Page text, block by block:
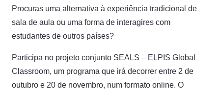
Procuras uma alternativa à experiência tradicional de
sala de aula ou uma forma de interagires com
estudantes de outros países?
Participa no projeto conjunto SEALS – ELPIS Global
Classroom, um programa que irá decorrer entre 2 de
outubro e 20 de novembro, num formato online. O